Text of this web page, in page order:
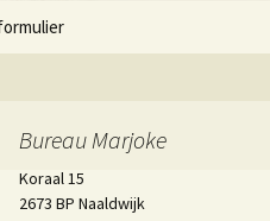
Bureau Marjoke
Koraal 15
2673 BP Naaldwijk